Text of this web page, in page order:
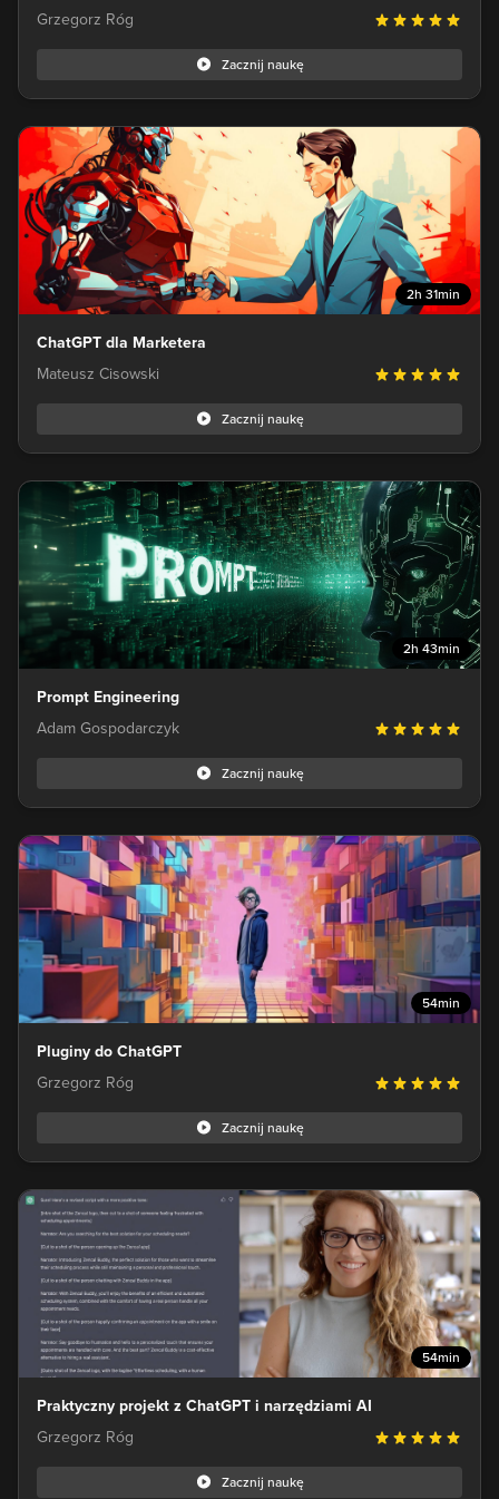
Grzegorz Róg
Zacznij naukę
2h 31min
ChatGPT dla Marketera
Mateusz Cisowski
Zacznij naukę
2h 43min
Prompt Engineering
Adam Gospodarczyk
Zacznij naukę
54min
Pluginy do ChatGPT
Grzegorz Róg
Zacznij naukę
54min
Praktyczny projekt z ChatGPT i narzędziami AI
Grzegorz Róg
Zacznij naukę